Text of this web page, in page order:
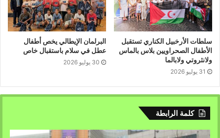
سلطات الأرخبيل الكناري تستقبل
الأطفال الصحراويين بلاس بالماس
ولانثروتي ولابالما
31 يوليو 2026
البرلمان الإيطالي يخص أطفال
عطل في سلام باستقبال خاص
30 يوليو 2026
كلمة الرابطة